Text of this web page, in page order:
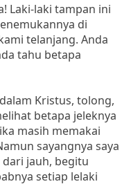
Laki-laki tampan ini
di
telanjang. Anda
tahu betapa
Kristus, tolong,
betapa jeleknya
masih memakai
sayangnya saya
jauh, begitu
setiap lelaki